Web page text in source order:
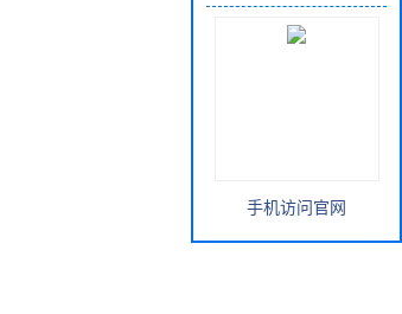
手机访问官网